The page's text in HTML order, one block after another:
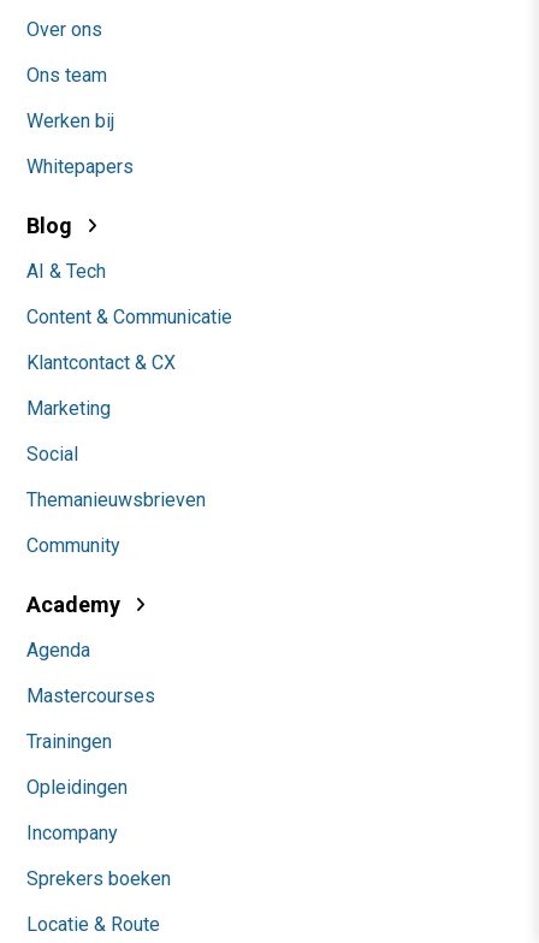
Over ons
Ons team
Werken bij
Whitepapers
Blog
AI & Tech
Content & Communicatie
Klantcontact & CX
Marketing
Social
Themanieuwsbrieven
Community
Academy
Agenda
Mastercourses
Trainingen
Opleidingen
Incompany
Sprekers boeken
Locatie & Route